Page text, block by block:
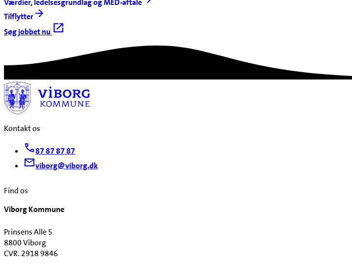
Tilflytter
Søg jobbet nu
Kontakt os
87 87 87 87
viborg@viborg.dk
Find os
Viborg Kommune
Prinsens Alle 5
8800 Viborg
CVR. 2918 9846